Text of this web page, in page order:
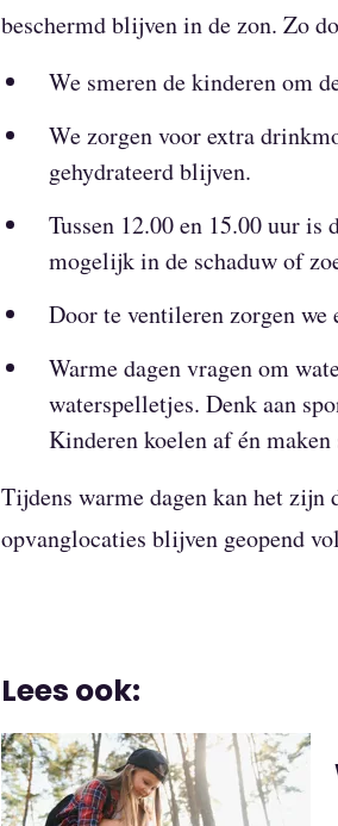
beschermd blijven in de zon. Zo
We smeren de kinderen om
We zorgen voor extra
gehydrateerd blijven.
Tussen 12.00 en 15.00 uur
mogelijk in de schaduw of
Door te ventileren zorgen
Warme dagen vragen om
waterspelletjes. Denk aan
Kinderen koelen af én maken
Tijdens warme dagen kan het zijn
opvanglocaties blijven geopend
Lees ook: